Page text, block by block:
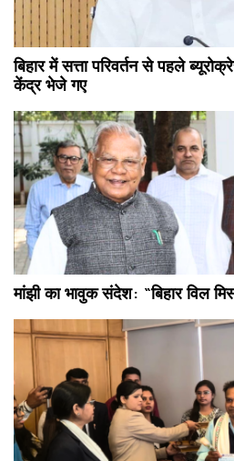
बिहार में सत्ता परिवर्तन से पहले
केंद्र भेजे गए
मांझी का भावुक संदेश: “बिहार विल